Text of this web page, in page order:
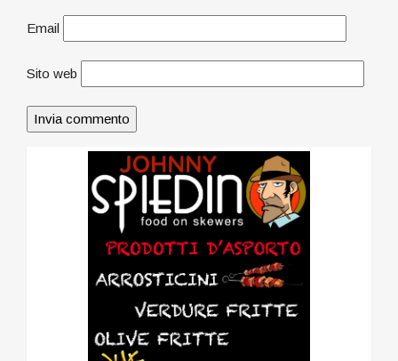
Email
Sito web